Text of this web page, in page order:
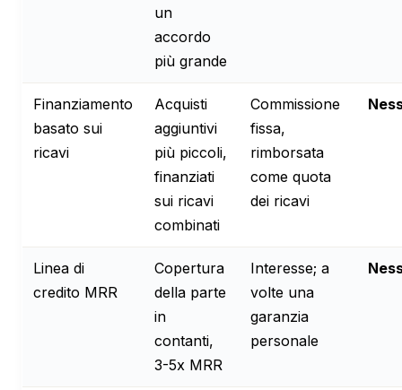
un
accordo
più grande
Finanziamento
basato sui
ricavi
Acquisti
aggiuntivi
più piccoli,
finanziati
sui ricavi
combinati
Commissione
fissa,
rimborsata
come quota
dei ricavi
Linea di
credito MRR
Copertura
della parte
in
contanti,
3-5x MRR
Interesse; a
volte una
garanzia
personale